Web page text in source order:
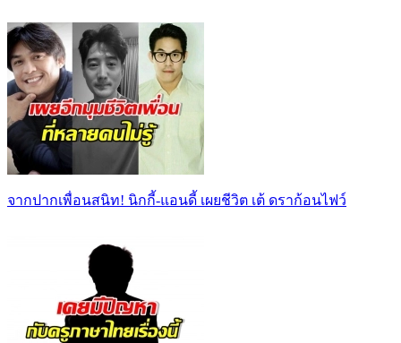
จากปากเพื่อนสนิท! นิกกี้-แอนดี้ เผยชีวิต เต้ ดราก้อนไฟว์